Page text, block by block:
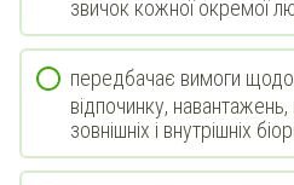
звичок кожної окремої
передбачає вимоги
відпочинку, навантажень,
зовнішніх і внутрішніх